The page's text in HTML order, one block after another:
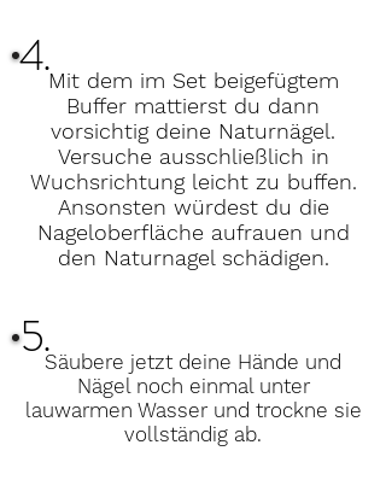
Mit dem im Set beigefügtem
Buffer mattierst du dann
vorsichtig deine Naturnägel.
Versuche ausschließlich in
Wuchsrichtung leicht zu buffen.
Ansonsten würdest du die
Nageloberfläche aufrauen und
den Naturnagel schädigen.
4.
Säubere jetzt deine Hände und
Nägel noch einmal unter
lauwarmen Wasser und trockne sie
vollständig ab.
5.